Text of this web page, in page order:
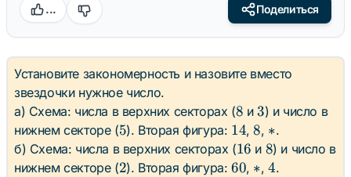
... Поделиться
Установите закономерность и назовите вместо
звездочки нужное число.
а) Схема: числа в верхних секторах (8
8 и3
3) и число в
нижнем секторе (5
5). Вторая фигура: 14
14,8
8, \ast
∗.
б) Схема: числа в верхних секторах (16
16 и 8
8) и число в
нижнем секторе (2
2). Вторая фигура:60
60, \ast
∗,4
4.